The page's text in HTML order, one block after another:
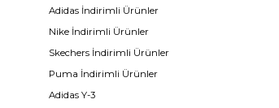
Adidas İndirimli Ürünler
Nike İndirimli Ürünler
Skechers İndirimli Ürünler
Puma İndirimli Ürünler
Adidas Y-3